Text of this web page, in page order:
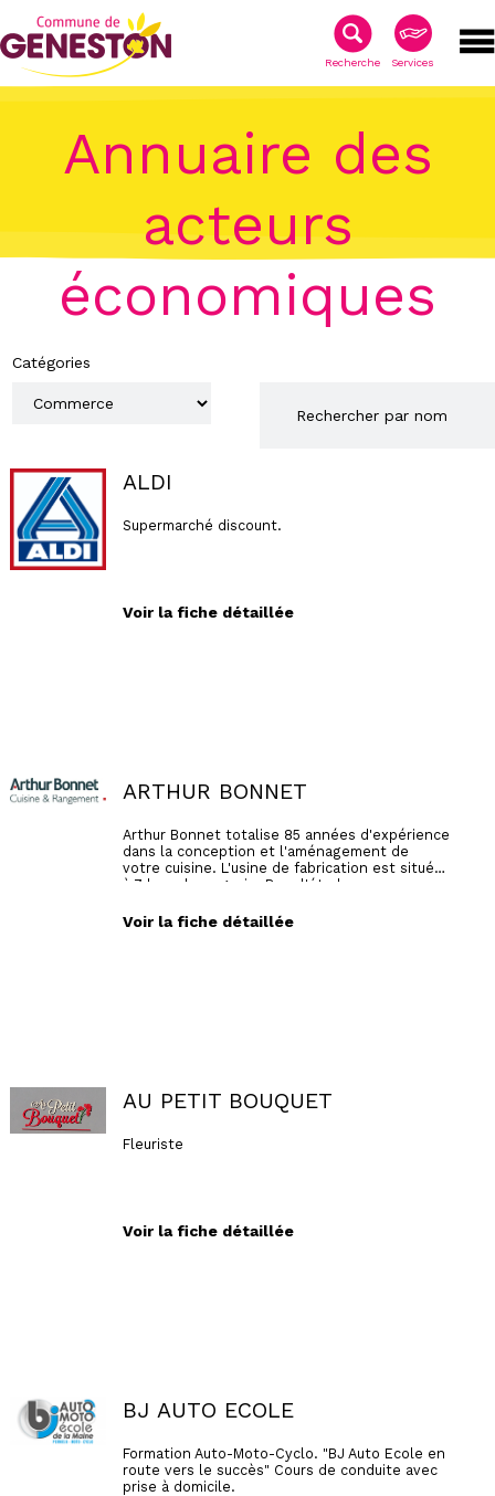
Recherche Services
Annuaire des
acteurs
économiques
Catégories
ALDI
Supermarché discount.
Voir la fiche détaillée
ARTHUR BONNET
Arthur Bonnet totalise 85 années d'expérience
dans la conception et l'aménagement de
votre cuisine. L'usine de fabrication est située
à 7 kms du magasin. Pour l'étude
son équipe de décorateurs vous écouteront,
Voir la fiche détaillée
AU PETIT BOUQUET
Fleuriste
Voir la fiche détaillée
BJ AUTO ECOLE
Formation Auto-Moto-Cyclo. "BJ Auto Ecole en
route vers le succès" Cours de conduite avec
prise à domicile.